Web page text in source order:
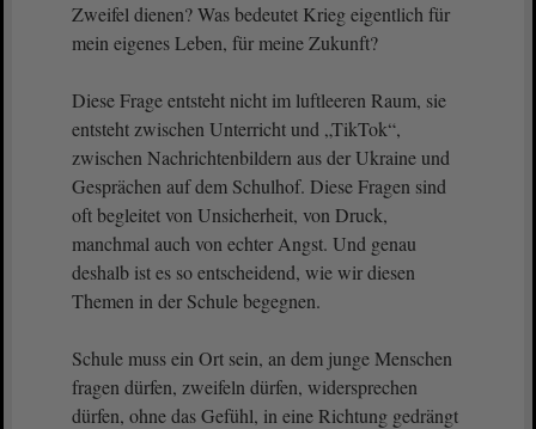
Zweifel dienen? Was bedeutet Krieg eigentlich für
mein eigenes Leben, für meine Zukunft?
Diese Frage entsteht nicht im luftleeren Raum, sie
entsteht zwischen Unterricht und „TikTok“,
zwischen Nachrichtenbildern aus der Ukraine und
Gesprächen auf dem Schulhof. Diese Fragen sind
oft begleitet von Unsicherheit, von Druck,
manchmal auch von echter Angst. Und genau
deshalb ist es so entscheidend, wie wir diesen
Themen in der Schule begegnen.
Schule muss ein Ort sein, an dem junge Menschen
fragen dürfen, zweifeln dürfen, widersprechen
dürfen, ohne das Gefühl, in eine Richtung gedrängt